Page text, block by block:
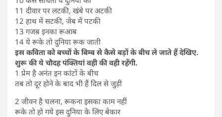
11 दीवार पर लटकी, खंबे पर अटकी
12 हाथ में सटकी, जेब में पटकी
13 गजब़ इनका रूआब
14 ये रूके तो दुनिया रूक जाती
इस कविता को बच्चों के बिम्ब से कैसे बड़ों के बीच ले जाते हैं देखिए.
शुरू की ये चौदह पंक्तियां वही की वही रहेंगी.
1 प्रेम है अनंत इन कांटों के बीच
तब तो दूर होने के बाद भी हैं दिल से जुड़ी
2 जीवन है चलना, रूकना इसका काम नहीं
रूके तो हो गये इस दुनिया के लिए बेकार